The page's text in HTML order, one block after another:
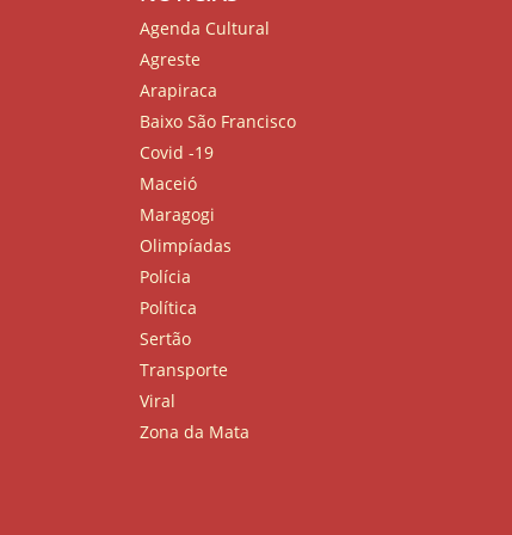
Agenda Cultural
Agreste
Arapiraca
Baixo São Francisco
Covid -19
Maceió
Maragogi
Olimpíadas
Polícia
Política
Sertão
Transporte
Viral
Zona da Mata